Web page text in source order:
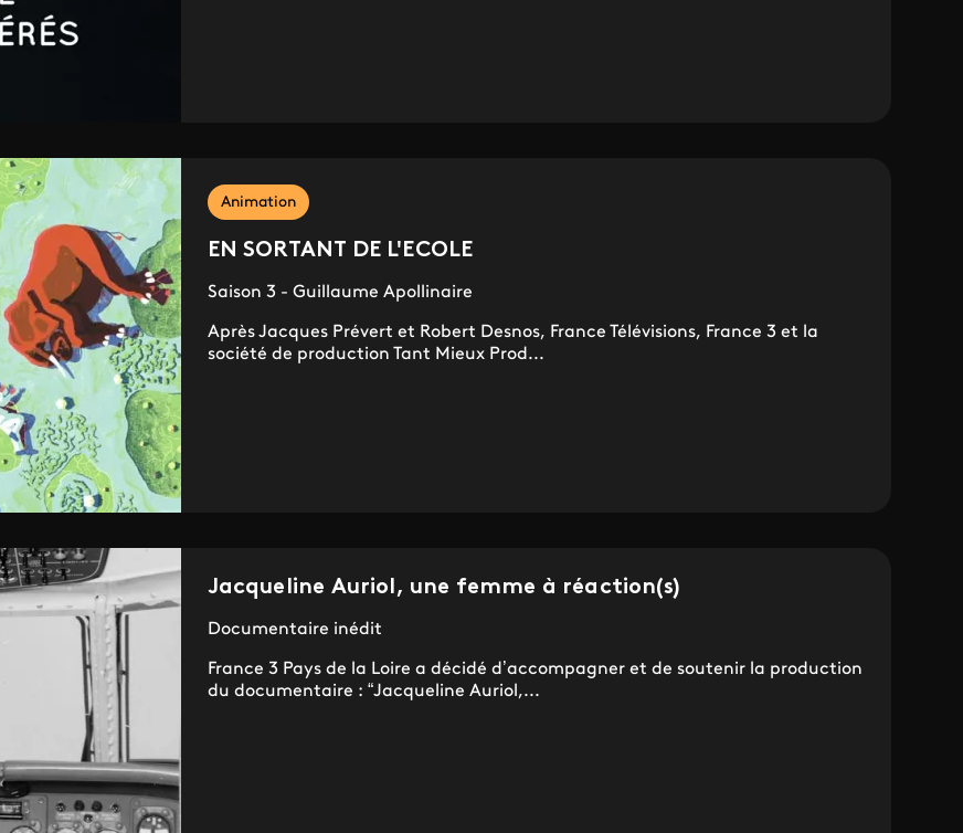
Animation
EN SORTANT DE L'ECOLE
Saison 3 - Guillaume Apollinaire
Après Jacques Prévert et Robert Desnos, France Télévisions, France 3 et la
société de production Tant Mieux Prod...
Jacqueline Auriol, une femme à réaction(s)
Documentaire inédit
France 3 Pays de la Loire a décidé d’accompagner et de soutenir la production
du documentaire : “Jacqueline Auriol,...